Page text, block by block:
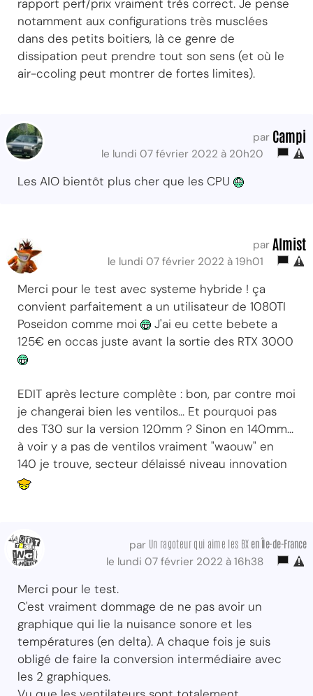
rapport perf/prix vraiment très correct. Je pense
notamment aux configurations très musclées
dans des petits boitiers, là ce genre de
dissipation peut prendre tout son sens (et où le
air-ccoling peut montrer de fortes limites).
par Campi
le lundi 07 février 2022 à 20h20
Les AIO bientôt plus cher que les CPU
par Almist
le lundi 07 février 2022 à 19h01
Merci pour le test avec systeme hybride ! ça
convient parfaitement a un utilisateur de 1080TI
Poseidon comme moi
J'ai eu cette bebete a
125€ en occas juste avant la sortie des RTX 3000
EDIT après lecture complète : bon, par contre moi
je changerai bien les ventilos... Et pourquoi pas
des T30 sur la version 120mm ? Sinon en 140mm...
à voir y a pas de ventilos vraiment "waouw" en
140 je trouve, secteur délaissé niveau innovation
par Un ragoteur qui aime les BX en Île-de-France
le lundi 07 février 2022 à 16h38
Merci pour le test.
C'est vraiment dommage de ne pas avoir un
graphique qui lie la nuisance sonore et les
températures (en delta). A chaque fois je suis
obligé de faire la conversion intermédiaire avec
les 2 graphiques.